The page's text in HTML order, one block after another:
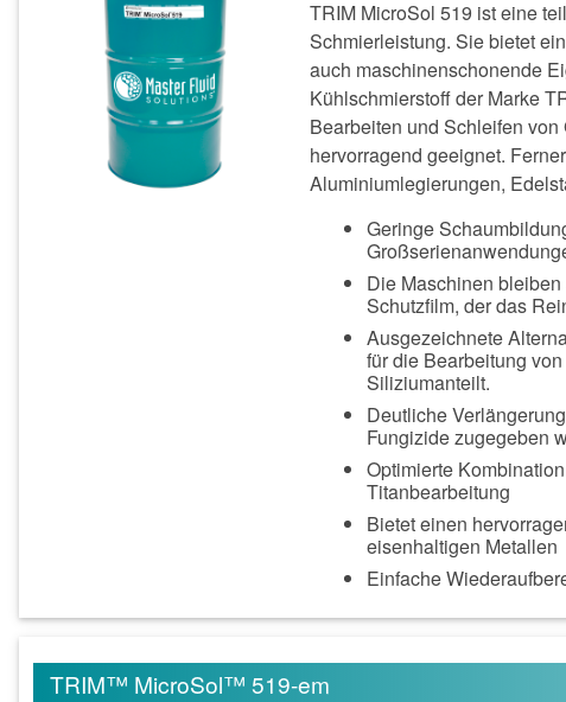
TRIM MicroSol 519 ist eine
Schmierleistung. Sie bietet
auch maschinenschonende
Kühlschmierstoff der Marke
Bearbeiten und Schleifen
hervorragend geeignet.
Aluminiumlegierungen,
Geringe
Die Maschinen
Schutzfilm, der das
Ausgezeichnete
für die Bearbeitung
Siliziumanteilt.
Deutliche
Fungizide zugegeben
Optimierte
Titanbearbeitung
Bietet einen
eisenhaltigen Metallen
Einfache
TRIM™ MicroSol™ 519-em